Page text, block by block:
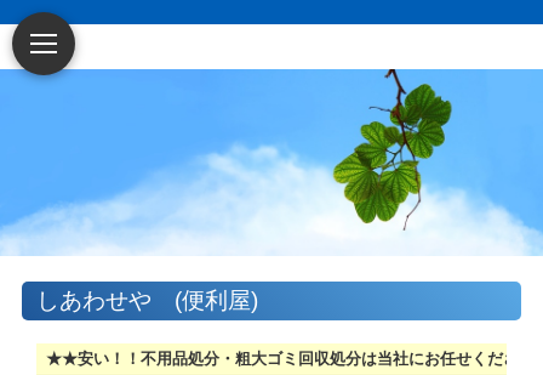
しあわせや (便利屋)
★★安い！！不用品処分・粗大ゴミ回収処分は当社にお任せください★★